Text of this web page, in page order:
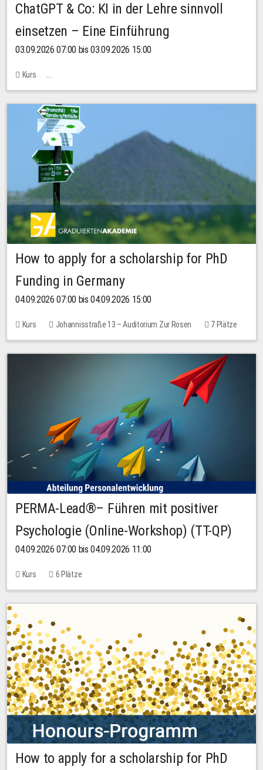
ChatGPT & Co: KI in der Lehre sinnvoll
einsetzen – Eine Einführung
03.09.2026 07:00 bis 03.09.2026 15:00
Kurs
Bachstraße 18k - SR 102 (Seminarraum Servicestelle LehreLernen)
How to apply for a scholarship for PhD
Funding in Germany
04.09.2026 07:00 bis 04.09.2026 15:00
Kurs Johannisstraße 13 – Auditorium Zur Rosen
7 Plätze
10,00 EUR
PERMA-Lead®– Führen mit positiver
Psychologie (Online-Workshop) (TT-QP)
04.09.2026 07:00 bis 04.09.2026 11:00
Kurs 6 Plätze
How to apply for a scholarship for PhD